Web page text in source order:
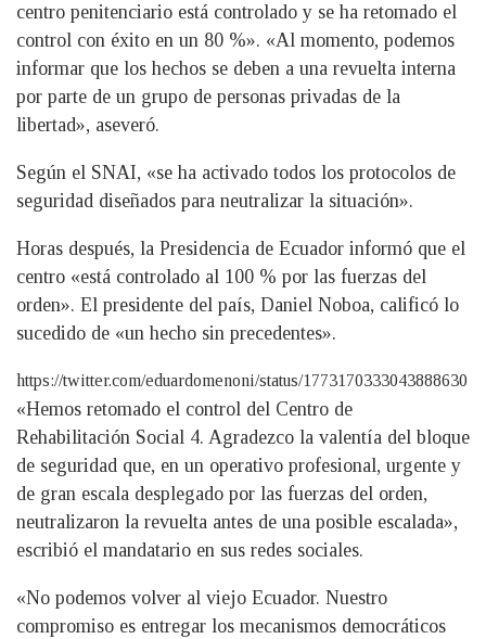
centro penitenciario está controlado y se ha retomado el
control con éxito en un 80 %». «Al momento, podemos
informar que los hechos se deben a una revuelta interna
por parte de un grupo de personas privadas de la
libertad», aseveró.
Según el SNAI, «se ha activado todos los protocolos de
seguridad diseñados para neutralizar la situación».
Horas después, la Presidencia de Ecuador informó que el
centro «está controlado al 100 % por las fuerzas del
orden». El presidente del país, Daniel Noboa, calificó lo
sucedido de «un hecho sin precedentes».
https://twitter.com/eduardomenoni/status/1773170333043888630
«Hemos retomado el control del Centro de
Rehabilitación Social 4. Agradezco la valentía del bloque
de seguridad que, en un operativo profesional, urgente y
de gran escala desplegado por las fuerzas del orden,
neutralizaron la revuelta antes de una posible escalada»,
escribió el mandatario en sus redes sociales.
«No podemos volver al viejo Ecuador. Nuestro
compromiso es entregar los mecanismos democráticos